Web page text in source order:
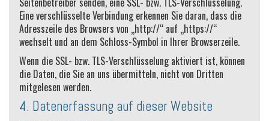
Eine verschlüsselte Verbindung erkennen Sie daran, dass die
Adresszeile des Browsers von „http://“ auf „https://“
wechselt und an dem Schloss-Symbol in Ihrer Browserzeile.
Wenn die SSL- bzw. TLS-Verschlüsselung aktiviert ist, können
die Daten, die Sie an uns übermitteln, nicht von Dritten
mitgelesen werden.
4. Datenerfassung auf dieser Website